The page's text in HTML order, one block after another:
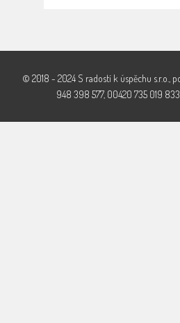
© 2018 - 2024 S radostí k úspěchu s.r.o.,
948 398 577, 00420 735 019